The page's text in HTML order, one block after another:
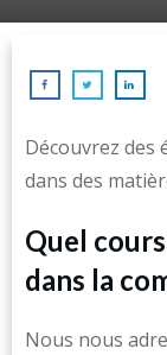
Découvrez des
dans des
Quel
dans la
Nous nous